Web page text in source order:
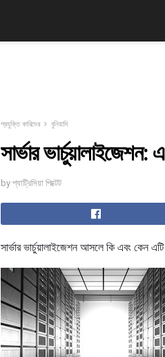
প্রযুক্তি কারিদের বুনিয়াদি
সার্ভার ভার্চুয়ালাইজেশন:
by প্যাট্রিসিয়া পিক্টেট
সার্ভার ভার্চুয়ালাইজেশন আসলে কি এবং কেন